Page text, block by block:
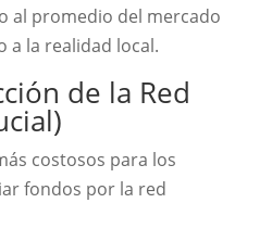
al promedio del mercado
a la realidad local.
de la Red
costosos para los
fondos por la red